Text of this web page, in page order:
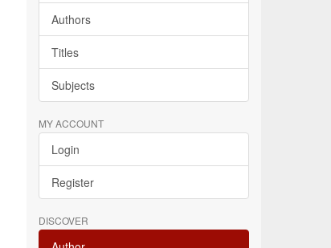
Authors
Titles
Subjects
MY ACCOUNT
Login
Register
DISCOVER